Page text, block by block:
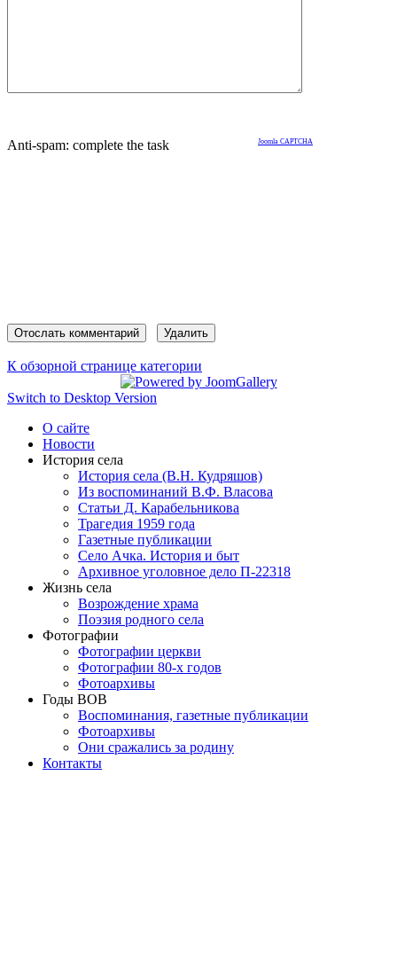
Anti-spam: complete the task Joomla CAPTCHA
К обзорной странице категории
Switch to Desktop Version
О сайте
Новости
История села
История села (В.Н. Кудряшов)
Из воспоминаний В.Ф. Власова
Статьи Д. Карабельникова
Трагедия 1959 года
Газетные публикации
Село Ачка. История и быт
Архивное уголовное дело П-22318
Жизнь села
Возрождение храма
Поэзия родного села
Фотографии
Фотографии церкви
Фотографии 80-х годов
Фотоархивы
Годы ВОВ
Воспоминания, газетные публикации
Фотоархивы
Они сражались за родину
Контакты